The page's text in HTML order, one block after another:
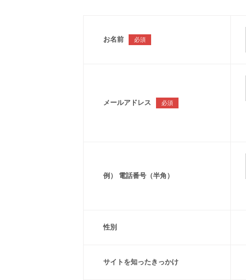
お名前 必須
メールアドレス 必須
例） 電話番号（半角）
性別
サイトを知ったきっかけ